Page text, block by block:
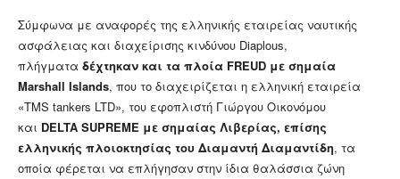
Σύμφωνα με αναφορές της ελληνικής εταιρείας ναυτικής
ασφάλειας και διαχείρισης κινδύνου Diaplous,
πλήγματα δέχτηκαν και τα πλοία FREUD με σημαία
Marshall Islands, που το διαχειρίζεται η ελληνική εταιρεία
«ΤΜS tankers LTD», του εφοπλιστή Γιώργου Οικονόμου
και DELTA SUPREME με σημαίας Λιβερίας, επίσης
ελληνικής πλοιοκτησίας του Διαμαντή Διαμαντίδη, τα
οποία φέρεται να επλήγησαν στην ίδια θαλάσσια ζώνη